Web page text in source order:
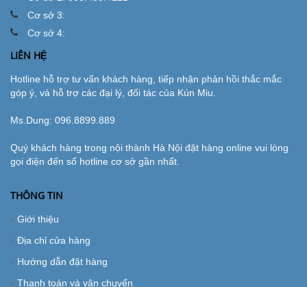
Cơ sở 3:
Cơ sở 4:
LIÊN HỆ
Hotline hỗ trợ tư vấn khách hàng, tiếp nhận phản hồi thắc mắc
góp ý, và hỗ trợ các đại lý, đối tác của Kún Miu.
Ms.Dung: 096.8899.889
Quý khách hàng trong nội thành Hà Nội đặt hàng online vui lòng
gọi điện đến số hotline cơ sở gần nhất.
THÔNG TIN
Giới thiệu
Địa chỉ cửa hàng
Hướng dẫn đặt hàng
Thanh toán và vận chuyển